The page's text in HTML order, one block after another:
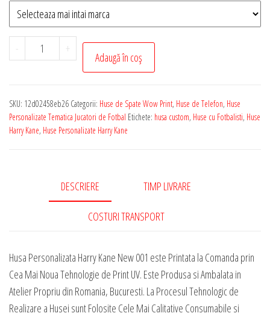
-
Cantitate
Husa
Personalizata
cu
+
Adaugă în coș
SKU: 12d02458eb26 Categorii: Huse de Spate Wow Print, Huse de Telefon, Huse
Personalizate Tematica Jucatori de Fotbal Etichete: husa custom, Huse cu Fotbalisti, Huse
Harry Kane, Huse Personalizate Harry Kane
DESCRIERE TIMP LIVRARE
COSTURI TRANSPORT
Husa Personalizata Harry Kane New 001 este Printata la Comanda prin
Cea Mai Noua Tehnologie de Print UV. Este Produsa si Ambalata in
Atelier Propriu din Romania, Bucuresti. La Procesul Tehnologic de
Realizare a Husei sunt Folosite Cele Mai Calitative Consumabile si